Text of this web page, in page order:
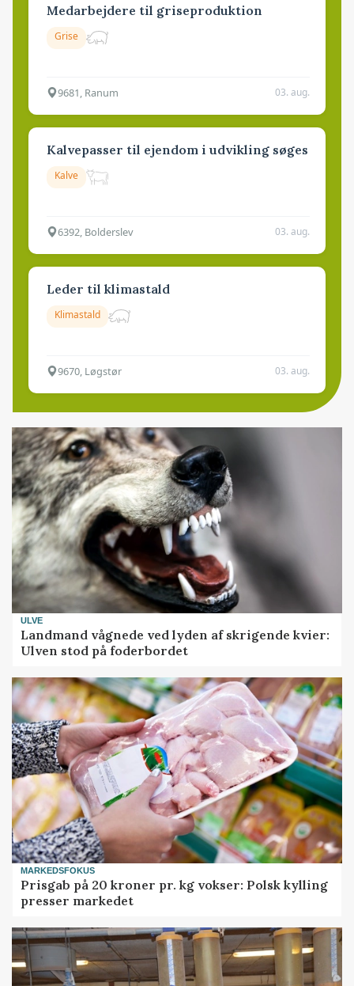
Medarbejdere til griseproduktion
Grise
9681, Ranum 03. aug.
Kalvepasser til ejendom i udvikling søges
Kalve
6392, Bolderslev 03. aug.
Leder til klimastald
Klimastald
9670, Løgstør 03. aug.
ULVE
Landmand vågnede ved lyden af skrigende kvier:
Ulven stod på foderbordet
MARKEDSFOKUS
Prisgab på 20 kroner pr. kg vokser: Polsk kylling
presser markedet